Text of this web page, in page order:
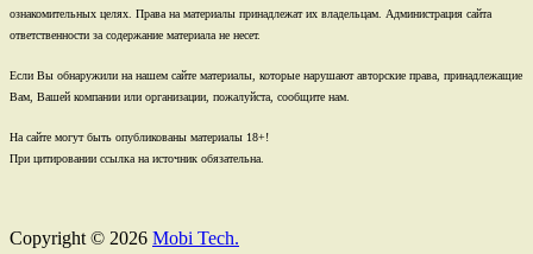
ознакомительных целях. Права на материалы принадлежат их владельцам. Администрация сайта
ответственности за содержание материала не несет.
Если Вы обнаружили на нашем сайте материалы, которые нарушают авторские права, принадлежащие
Вам, Вашей компании или организации, пожалуйста, сообщите нам.
На сайте могут быть опубликованы материалы 18+!
При цитировании ссылка на источник обязательна.
Copyright © 2026 Mobi Tech.